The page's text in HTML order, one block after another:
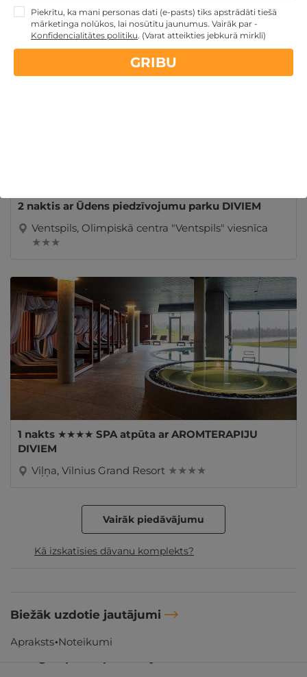
Daugavpils nov., Sventes muiža★ ★ ★ ★
2 naktis ar Ūdens piedzīvojumu parku DIVIEM
Ventspils, Olimpiskā centra "Ventspils" viesnīca
★ ★ ★
1 nakts ★★★★ SPA atpūta ar AROMTERAPIJU
DIVIEM
Viļņa, Vilnius Grand Resort ★ ★ ★ ★
Vairāk piedāvājumu
Kā izskatīsies dāvanu komplekts?
Biežāk uzdotie jautājumi
Apraksts Noteikumi
Piekrītu, ka mani personas dati (e-pasts) tiks apstrādāti tiešā
mārketinga nolūkos, lai nosūtītu jaunumus. Vairāk par -
Konfidencialitātes politiku. (Varat atteikties jebkurā mirklī)
GRIBU